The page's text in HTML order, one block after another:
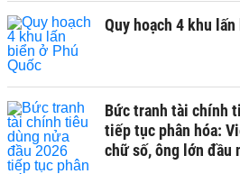
Quy hoạch 4 khu
Bức tranh tài chính
tiếp tục phân hóa:
chữ số, ông lớn đầu